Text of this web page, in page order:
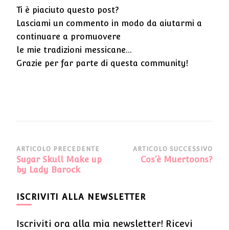
Ti è piaciuto questo post?
Lasciami un commento in modo da aiutarmi a
continuare a promuovere
le mie tradizioni messicane...
Grazie per far parte di questa community!
Navigazione
articoli
ARTICOLO PRECEDENTE
Sugar Skull Make up
by Lady Barock
ARTICOLO SUCCESSIVO
Cos’è Muertoons?
ISCRIVITI ALLA NEWSLETTER
Iscriviti ora alla mia newsletter! Ricevi